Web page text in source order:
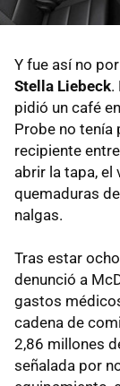
Y fue así no
Stella Liebeck.
pidió un café
Probe no tenía
recipiente
abrir la tapa,
quemaduras
nalgas.
Tras estar
denunció a
gastos
cadena de
2,86 millones
señalada por